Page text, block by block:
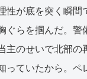
性が底を突く瞬間
ぐらを掴んだ。警
主のせいで北部の
っていたから。ペ